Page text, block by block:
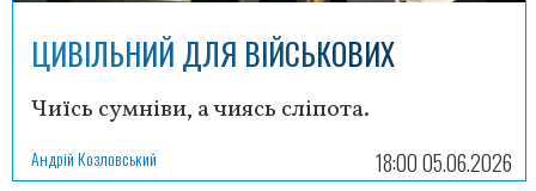
ЦИВІЛЬНИЙ ДЛЯ ВІЙСЬКОВИХ
Чиїсь сумніви, а чиясь сліпота.
Андрій Козловський 18:00 05.06.2026